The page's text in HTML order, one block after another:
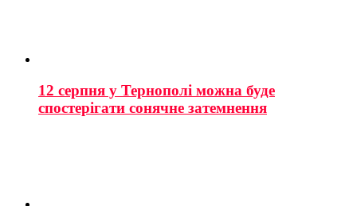
12 серпня у Тернополі можна буде
спостерігати сонячне затемнення